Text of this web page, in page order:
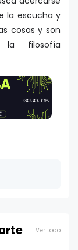
la escucha y
cosas y son
filosofía
Ver todo